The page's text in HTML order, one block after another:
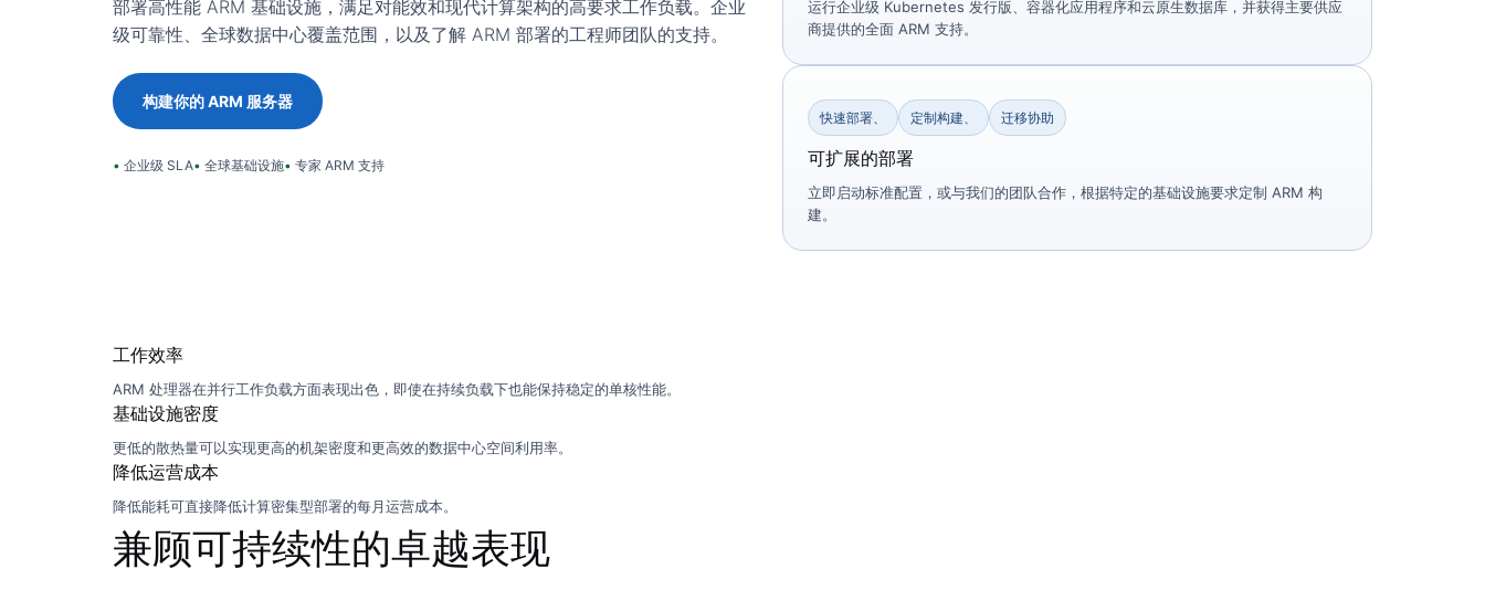
部署高性能 ARM 基础设施，满足对能效和现代计算架构的高要求工作负载。企业
级可靠性、全球数据中心覆盖范围，以及了解 ARM 部署的工程师团队的支持。
构建你的 ARM 服务器
企业级 SLA 全球基础设施 专家 ARM 支持
运行企业级 Kubernetes 发行版、容器化应用程序和云原生数据库，并获得主要供应
商提供的全面 ARM 支持。
快速部署、 定制构建、 迁移协助
可扩展的部署
立即启动标准配置，或与我们的团队合作，根据特定的基础设施要求定制 ARM 构
建。
工作效率
ARM 处理器在并行工作负载方面表现出色，即使在持续负载下也能保持稳定的单核性能。
基础设施密度
更低的散热量可以实现更高的机架密度和更高效的数据中心空间利用率。
降低运营成本
降低能耗可直接降低计算密集型部署的每月运营成本。
兼顾可持续性的卓越表现